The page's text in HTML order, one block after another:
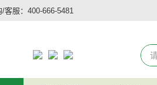
/客服：400-666-5481